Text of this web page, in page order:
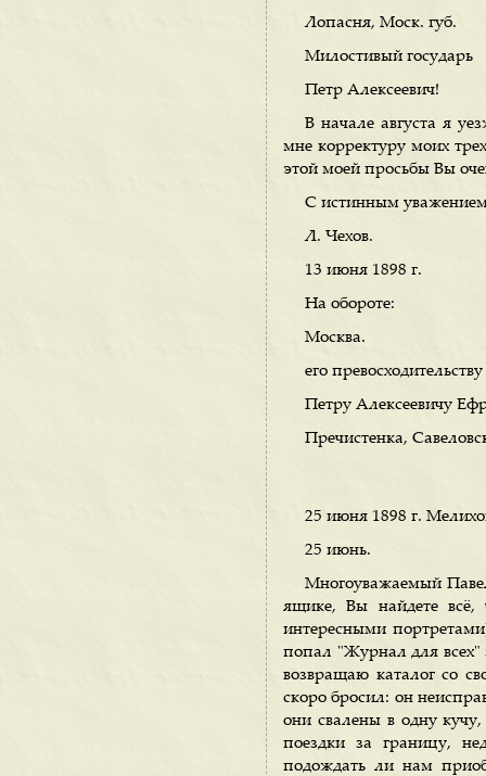
Лопасня, Моск. губ.
Милостивый государь
Петр Алексеевич!
В начале августа я
мне корректуру моих
этой моей просьбы Вы
С истинным
Л. Чехов.
13 июня 1898 г.
На обороте:
Москва.
его превосходительству
Петру Алексеевичу
Пречистенка,
25 июня 1898 г.
25 июнь.
Многоуважаемый
ящике, Вы найдете
интересными
попал "Журнал для
возвращаю каталог со
скоро бросил: он
они свалены в одну
поездки за границу,
подождать ли нам